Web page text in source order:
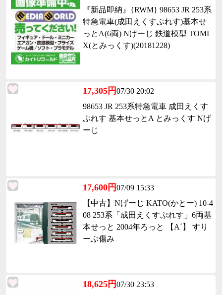
『新品即納』{RWM} 98653 JR 253系
特急電車(成田えくすぷれす)基本せ
っとA(6両) Nげーじ 鉄道模型 TOMI
X(とみっくす)(20181228)
17,305円07/30 20:02
98653 JR 253系特急電車 成田えくす
ぷれす 基本せっとA とみっくす Nげ
ーじ
17,600円07/09 15:33
【中古】Nげーじ KATO(かとー) 10-4
08 253系「成田えくすぷれす」6両基
本せっと 2004年ろっと 【A´】 すり
ーぶ傷み
18,625円07/30 23:53